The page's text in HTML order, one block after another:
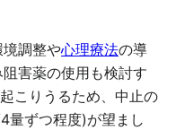
調整や心理療法の導
害薬の使用も検討す
こりうるため、中止の
量ずつ程度)が望まし